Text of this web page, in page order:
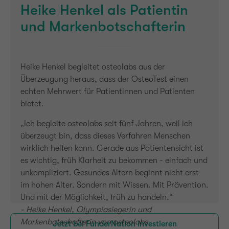
Heike Henkel als Patientin
und Markenbotschafterin
Heike Henkel begleitet osteolabs aus der
Überzeugung heraus, dass der OsteoTest einen
echten Mehrwert für Patientinnen und Patienten
bietet.
„Ich begleite osteolabs seit fünf Jahren, weil ich
überzeugt bin, dass dieses Verfahren Menschen
wirklich helfen kann. Gerade aus Patientensicht ist
es wichtig, früh Klarheit zu bekommen - einfach und
unkompliziert. Gesundes Altern beginnt nicht erst
im hohen Alter. Sondern mit Wissen. Mit Prävention.
Und mit der Möglichkeit, früh zu handeln.“
- Heike Henkel, Olympiasiegerin und
Markenbotschafterin von osteolabs
Jetzt bei FunderNation investieren